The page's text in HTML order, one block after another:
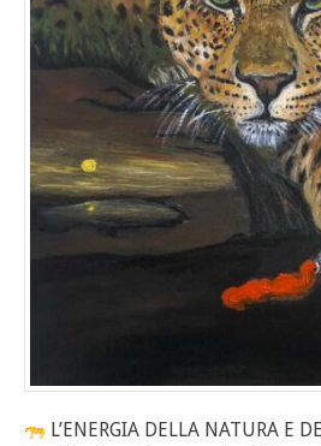
L’ENERGIA DELLA NATURA E